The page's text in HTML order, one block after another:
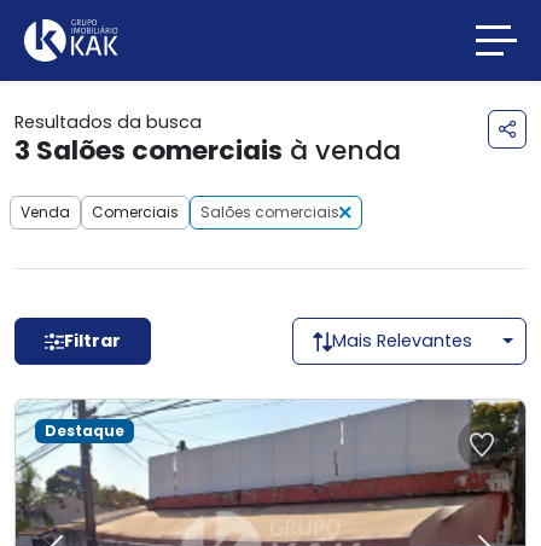
Resultados da busca
3 Salões comerciais à venda
Venda Comerciais Salões comerciais
Filtrar Mais Relevantes
Destaque